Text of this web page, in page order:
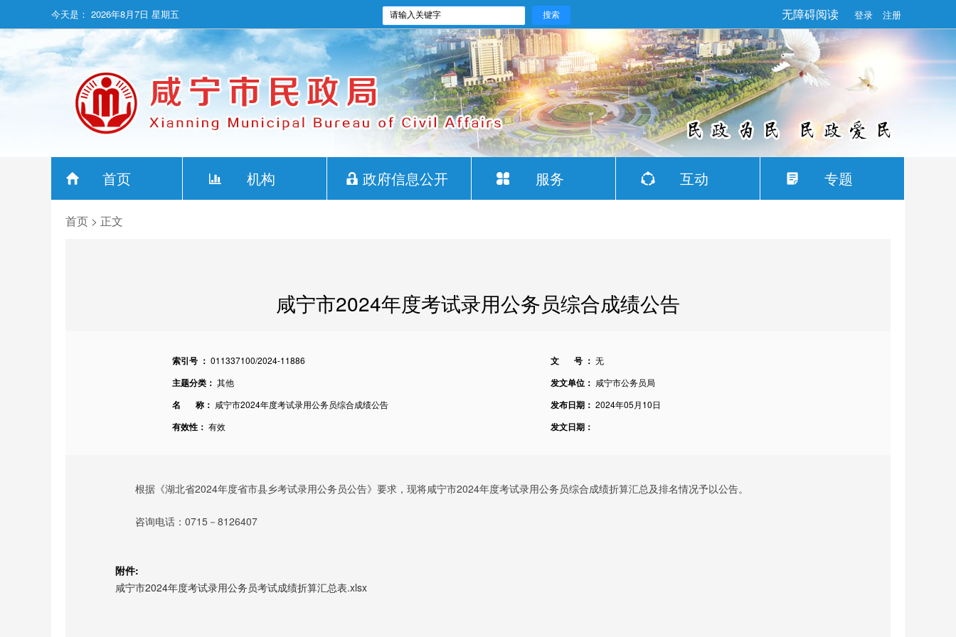
今天是： 2026年8月7日 星期五 无障碍阅读 登录 注册
首页 机构 政府信息公开 服务 互动 专题
首页 > 正文
咸宁市2024年度考试录用公务员综合成绩公告
索引号 ： 011337100/2024-11886 文 号 ： 无
主题分类： 其他 发文单位： 咸宁市公务员局
名 称： 咸宁市2024年度考试录用公务员综合成绩公告 发布日期： 2024年05月10日
有效性： 有效 发文日期：
根据《湖北省2024年度省市县乡考试录用公务员公告》要求，现将咸宁市2024年度考试录用公务员综合成绩折算汇总及排名情况予以公告。
咨询电话：0715－8126407
附件:
咸宁市2024年度考试录用公务员考试成绩折算汇总表.xlsx